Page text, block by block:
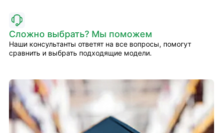
Сложно выбрать? Мы поможем
Наши консультанты ответят на все вопросы, помогут
сравнить и выбрать подходящие модели.